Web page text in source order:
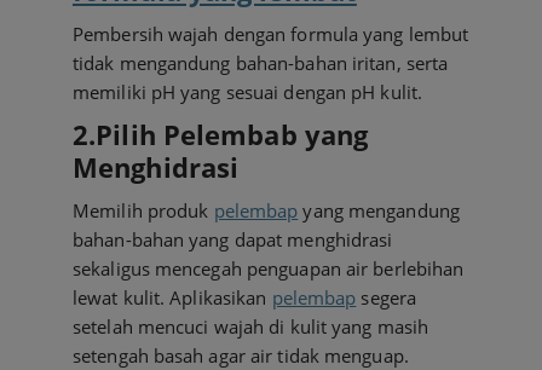
Pembersih wajah dengan formula yang lembut
tidak mengandung bahan-bahan iritan, serta
memiliki pH yang sesuai dengan pH kulit.
2.Pilih Pelembab yang
Menghidrasi
Memilih produk pelembap yang mengandung
bahan-bahan yang dapat menghidrasi
sekaligus mencegah penguapan air berlebihan
lewat kulit. Aplikasikan pelembap segera
setelah mencuci wajah di kulit yang masih
setengah basah agar air tidak menguap.